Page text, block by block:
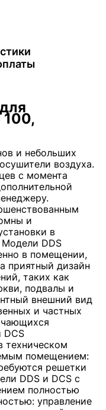
100,
и небольших
воздуха.
с момента
и
в
Модели DDS
в помещении,
приятный дизайн
таких как
подвалы и
внешний вид
и частных
техническом
помещением:
решетки
DDS и DCS с
полностью
управление